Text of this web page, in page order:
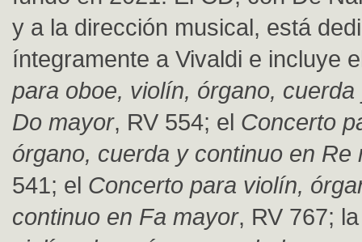
y a la dirección musical, está
íntegramente a Vivaldi e incluye
para oboe, violín, órgano,
Do mayor, RV 554; el Concerto
órgano, cuerda y continuo en Re
541; el Concerto para violín,
continuo en Fa mayor, RV 767;